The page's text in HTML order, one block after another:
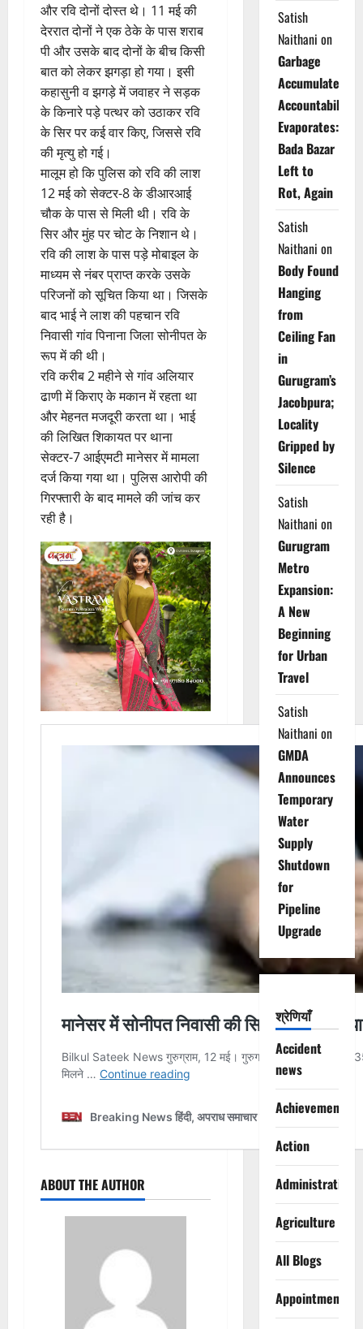
और रवि दोनों दोस्त थे। 11 मई की
देररात दोनों ने एक ठेके के पास शराब
पी और उसके बाद दोनों के बीच किसी
बात को लेकर झगड़ा हो गया। इसी
कहासुनी व झगड़े में जवाहर ने सड़क
के किनारे पड़े पत्थर को उठाकर रवि
के सिर पर कई वार किए, जिससे रवि
की मृत्यु हो गई।
मालूम हो कि पुलिस को रवि की लाश
12 मई को सेक्टर-8 के डीआरआई
चौक के पास से मिली थी। रवि के
सिर और मुंह पर चोट के निशान थे।
रवि की लाश के पास पड़े मोबाइल के
माध्यम से नंबर प्राप्त करके उसके
परिजनों को सूचित किया था। जिसके
बाद भाई ने लाश की पहचान रवि
निवासी गांव पिनाना जिला सोनीपत के
रूप में की थी।
रवि करीब 2 महीने से गांव अलियार
ढाणी में किराए के मकान में रहता था
और मेहनत मजदूरी करता था। भाई
की लिखित शिकायत पर थाना
सेक्टर-7 आईएमटी मानेसर में मामला
दर्ज किया गया था। पुलिस आरोपी की
गिरफ्तारी के बाद मामले की जांच कर
रही है।
ABOUT THE AUTHOR
Satish
Naithani on
Garbage
Accumulates,
Accountability
Evaporates:
Bada Bazar
Left to
Rot, Again
Satish
Naithani on
Body Found
Hanging
from
Ceiling Fan
in
Gurugram’s
Jacobpura;
Locality
Gripped by
Silence
Satish
Naithani on
Gurugram
Metro
Expansion:
A New
Beginning
for Urban
Travel
Satish
Naithani on
GMDA
Announces
Temporary
Water
Supply
Shutdown
for
Pipeline
Upgrade
श्रेणियाँ
Accident
news
Achievements
Action
Administration
Agriculture
All Blogs
Appointments